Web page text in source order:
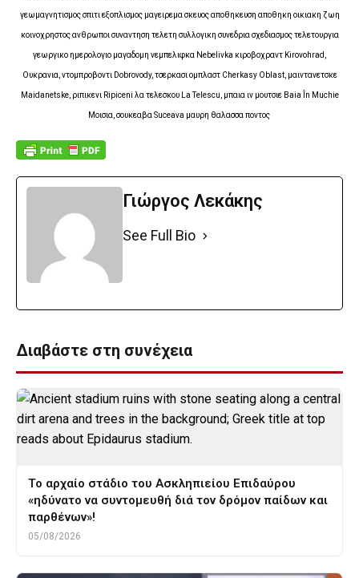
γεωμαγνητισμος σπιτι εξοπλισμος μαγειρεμα σκευος αποθηκευση αποθηκη οικιακη ζωη
κοινοχρηστος ανθρωποι συναντηση τελετη συλλογικη συνεδρια σχεδιασμος τελετουργια
γεωργικο ημερολογιο μαγαδομη νεμπελιφκα Nebelivka κιροβοχραντ Kirovohrad,
Ουκρανια, ντομπροβοντι Dobrovody, τσερκασι ομπλαστ Cherkasy Oblast, μαιντανετσκε
Maidanetske, ριπικενι Ripiceni λα τελεσκου La Telescu, μπαια ιν μουτσιε Baia În Muchie
Μοισια, σουκεαβα Suceava μαυρη θαλασσα ποντος
Γιώργος Λεκάκης
See Full Bio
Διαβάστε στη συνέχεια
Το αρχαίο στάδιο του Ασκληπιείου Επιδαύρου
«ηδύνατο να συντομευθή διά τον δρόμον παίδων και
παρθένων»!
05/08/2026